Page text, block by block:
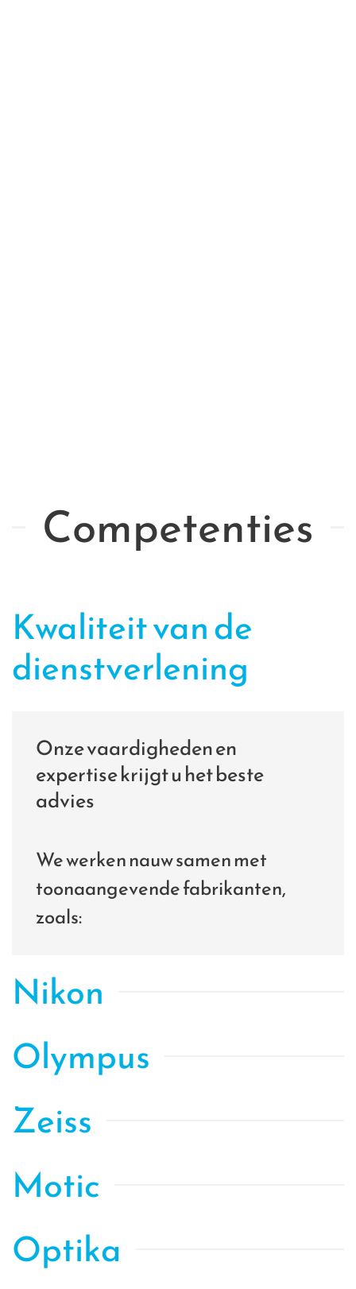
Competenties
Kwaliteit van de
dienstverlening
Onze vaardigheden en
expertise krijgt u het beste
advies
We werken nauw samen met
toonaangevende fabrikanten,
zoals:
Nikon
Olympus
Zeiss
Motic
Optika